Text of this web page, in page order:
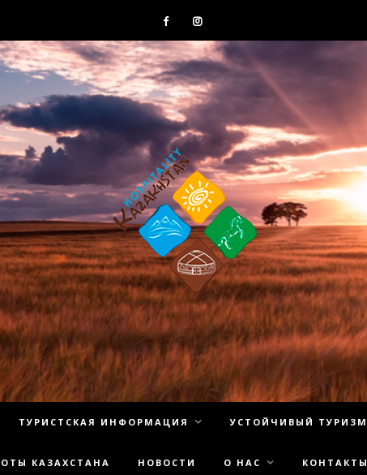
ТУРИСТСКАЯ ИНФОРМАЦИЯ УСТОЙЧИВЫЙ ТУРИЗМ
КАЗАХСТАНА НОВОСТИ О НАС КОНТАКТЫ